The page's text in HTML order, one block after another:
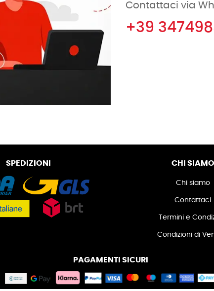
Contattaci via
+39
SPEDIZIONI CHI SIAMO
Chi siamo
Contattaci
Termini e
Condizioni di
PAGAMENTI SICURI